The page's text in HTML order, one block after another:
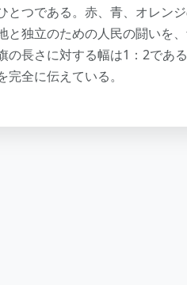
とつである。赤、青、オレン
と独立のための人民の闘いを
の長さに対する幅は1：2であ
全に伝えている。